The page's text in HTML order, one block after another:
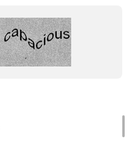
Оборудование для
канализации